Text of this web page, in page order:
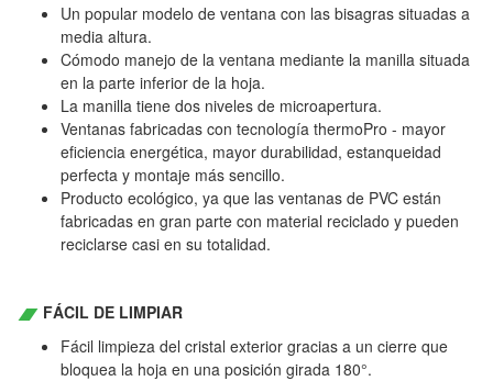
Un popular modelo de ventana con las bisagras situadas a
media altura.
Cómodo manejo de la ventana mediante la manilla situada
en la parte inferior de la hoja.
La manilla tiene dos niveles de microapertura.
Ventanas fabricadas con tecnología thermoPro - mayor
eficiencia energética, mayor durabilidad, estanqueidad
perfecta y montaje más sencillo.
Producto ecológico, ya que las ventanas de PVC están
fabricadas en gran parte con material reciclado y pueden
reciclarse casi en su totalidad.
FÁCIL DE LIMPIAR
Fácil limpieza del cristal exterior gracias a un cierre que
bloquea la hoja en una posición girada 180°.